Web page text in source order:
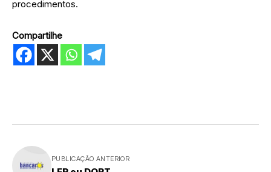
procedimentos.
Compartilhe
PUBLICAÇÃO ANTERIOR